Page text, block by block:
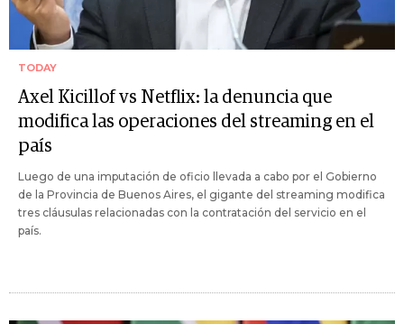
TODAY
Axel Kicillof vs Netflix: la denuncia que
modifica las operaciones del streaming en el
país
Luego de una imputación de oficio llevada a cabo por el Gobierno
de la Provincia de Buenos Aires, el gigante del streaming modifica
tres cláusulas relacionadas con la contratación del servicio en el
país.